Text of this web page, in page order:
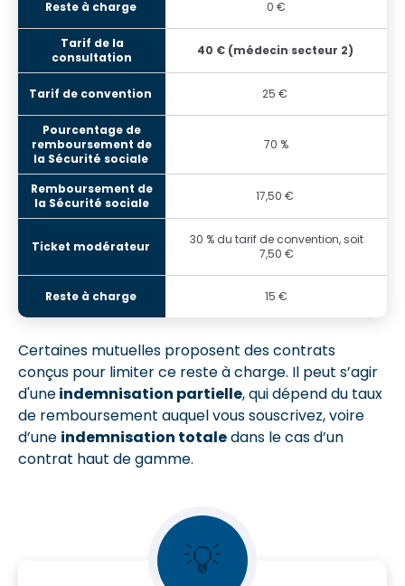
0 €
40 € (médecin secteur 2)
25 €
70 %
17,50 €
30 % du tarif de convention, soit
7,50 €
15 €
Certaines mutuelles proposent des contrats
conçus pour limiter ce reste à charge. Il peut s’agir
d'uneindemnisation partielle, qui dépend du taux
de remboursement auquel vous souscrivez, voire
d’une indemnisation totaledans le cas d’un
contrat haut de gamme.
💡